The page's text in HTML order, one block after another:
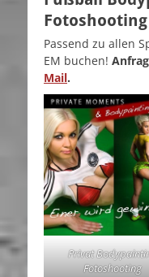
Fotoshooting
Passend zu allen
EM buchen!
Mail.
Privat
Fotoshooting